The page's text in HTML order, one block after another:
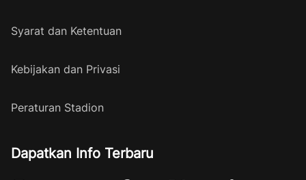
Syarat dan Ketentuan
Kebijakan dan Privasi
Peraturan Stadion
Dapatkan Info Terbaru